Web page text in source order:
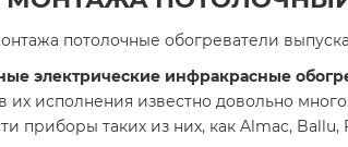
потолочные обогреватели
электрические инфракрасные
их исполнения известно довольно
приборы таких из них, как Almac, Ballu,